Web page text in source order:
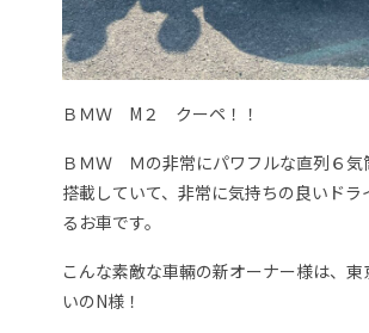
ＢＭＷ M２ クーペ！！
ＢＭＷ Ｍの非常にパワフルな直列６気
搭載していて、非常に気持ちの良いドラ
るお車です。
こんな素敵な車輛の新オーナー様は、東
いのN様！